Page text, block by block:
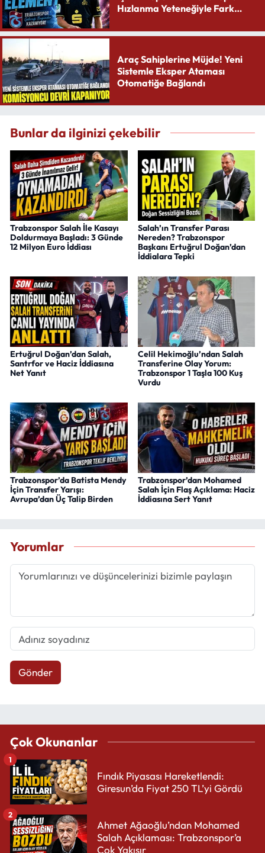
Hızlanma Yeteneğiyle Fark
Araç Sahiplerine Müjde! Yeni
Sistemle Eksper Ataması
Otomatiğe Bağlandı
Bunlar da ilginizi çekebilir
Trabzonspor Salah İle Kasayı
Doldurmaya Başladı: 3 Günde
12 Milyon Euro İddiası
Salah’ın Transfer Parası
Nereden? Trabzonspor
Başkanı Ertuğrul Doğan’dan
İddialara Tepki
Ertuğrul Doğan’dan Salah,
Santrfor ve Haciz İddiasına
Net Yanıt
Celil Hekimoğlu’ndan Salah
Transferine Olay Yorum:
Trabzonspor 1 Taşla 100 Kuş
Vurdu
Trabzonspor’da Batista Mendy
İçin Transfer Yarışı:
Avrupa’dan Üç Talip Birden
Trabzonspor’dan Mohamed
Salah İçin Flaş Açıklama: Haciz
İddiasına Sert Yanıt
Yorumlar
Gönder
Çok Okunanlar
Fındık Piyasası Hareketlendi:
Giresun’da Fiyat 250 TL’yi Gördü
1
Ahmet Ağaoğlu’ndan Mohamed
Salah Açıklaması: Trabzonspor’a
Çok Yakışır
2